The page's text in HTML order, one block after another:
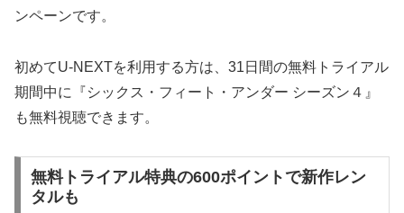
ンペーンです。
初めてU-NEXTを利用する方は、31日間の無料トライアル
期間中に『シックス・フィート・アンダー シーズン４』
も無料視聴できます。
無料トライアル特典の600ポイントで新作レン
タルも